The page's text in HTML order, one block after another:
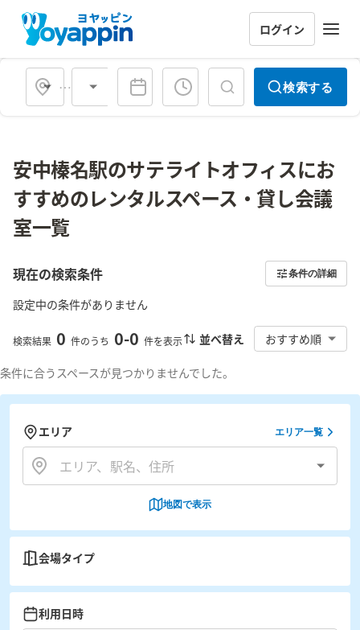
ログイン
会場タイプ 検索する
安中榛名駅のサテライトオフィスにお
すすめのレンタルスペース・貸し会議
室一覧
現在の検索条件 条件の詳細
設定中の条件がありません
検索結果 0 件のうち 0-0 件を表示 並べ替え おすすめ順
条件に合うスペースが見つかりませんでした。
エリア エリア一覧
地図で表示
会場タイプ
利用日時